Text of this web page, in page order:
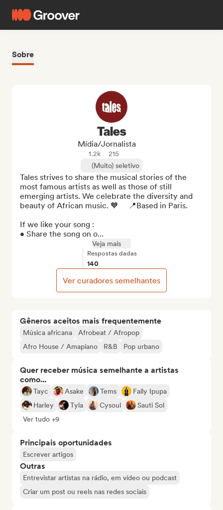
Sobre
Gêneros aceitos mais frequentemente
Música africana
Afrobeat / Afropop
Afro House / Amapiano
R&B Pop urbano
Quer receber música semelhante a artistas
como...
Tayc Asake Tems
Fally Ipupa
Harley
Tyla Cysoul
Sauti Sol
Ver tudo +9
Principais oportunidades
Escrever artigos
Outras
Entrevistar artistas na rádio, em vídeo ou podcast
Criar um post ou reels nas redes sociais
Tales
Mídia/Jornalista
1.2k
215
(Muito) seletivo
Tales strives to share the musical stories of the
most famous artists as well as those of still
emerging artists. We celebrate the diversity and
beauty of African music. 🧡     📍Based in Paris.
If we like your song :
• Share the song on o...
Veja mais
Respostas dadas
140
Ver curadores semelhantes